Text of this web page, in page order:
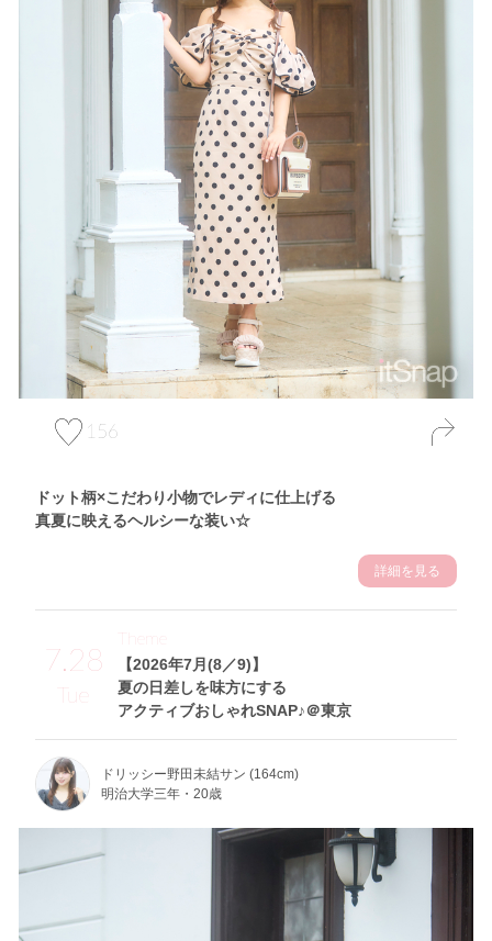
156
ドット柄×こだわり小物でレディに仕上げる
真夏に映えるヘルシーな装い☆
詳細を見る
7.28
Tue
【2026年7月(8／9)】
夏の日差しを味方にする
アクティブおしゃれSNAP♪＠東京
Theme
ドリッシー野田未結サン (164cm)
明治大学三年・20歳